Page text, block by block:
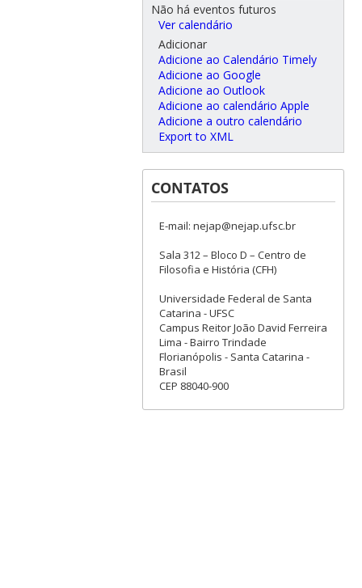
Não há eventos futuros
Ver calendário
Adicionar
Adicione ao Calendário Timely
Adicione ao Google
Adicione ao Outlook
Adicione ao calendário Apple
Adicione a outro calendário
Export to XML
CONTATOS
E-mail: nejap@nejap.ufsc.br
Sala 312 – Bloco D – Centro de
Filosofia e História (CFH)
Universidade Federal de Santa
Catarina - UFSC
Campus Reitor João David Ferreira
Lima - Bairro Trindade
Florianópolis - Santa Catarina -
Brasil
CEP 88040-900